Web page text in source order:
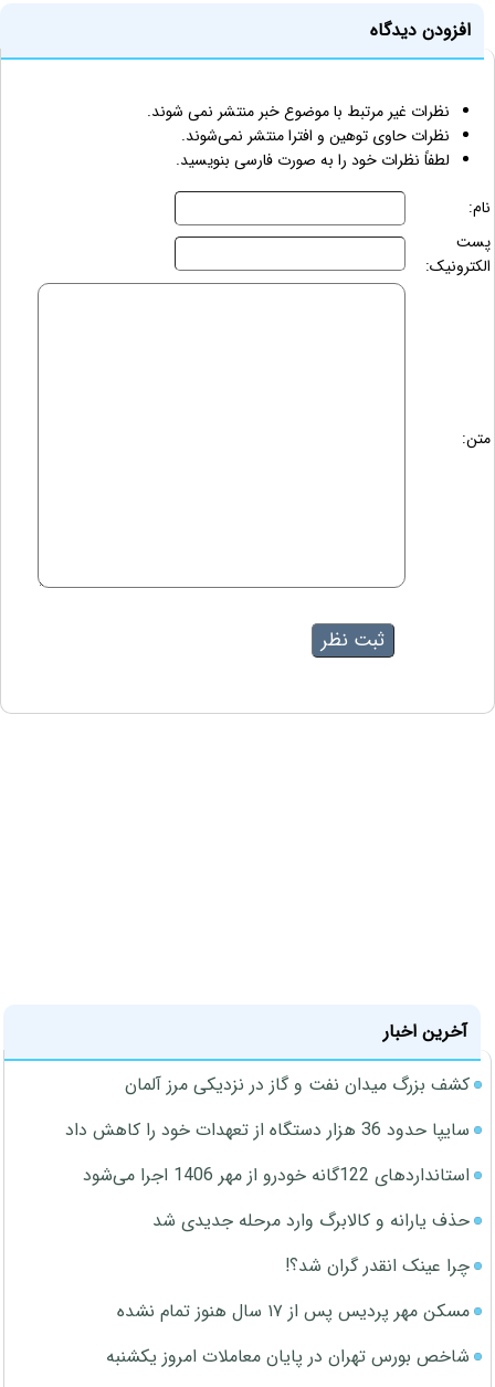
افزودن دیدگاه
نظرات غیر مرتبط با موضوع خبر منتشر نمی شوند.
نظرات حاوی توهین و افترا منتشر نمی‌شوند.
لطفاً نظرات خود را به صورت فارسی بنویسید.
نام:
پست
الکترونیک:
متن:
آخرین اخبار
کشف بزرگ میدان نفت و گاز در نزدیکی مرز آلمان
سایپا حدود 36 هزار دستگاه از تعهدات خود را کاهش داد
استانداردهای 122گانه خودرو از مهر 1406 اجرا می‌شود
حذف یارانه و کالابرگ وارد مرحله جدیدی شد
چرا عینک انقدر گران شد؟!
مسکن مهر پردیس پس از ۱۷ سال هنوز تمام نشده
شاخص بورس تهران در پایان معاملات امروز یکشنبه